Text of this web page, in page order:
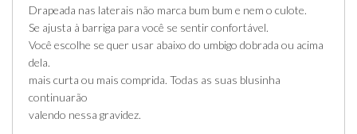
Drapeada nas laterais não marca bum bum e nem o culote.
Se ajusta à barriga para você se sentir confortável.
Você escolhe se quer usar abaixo do umbigo dobrada ou acima
dela.
mais curta ou mais comprida. Todas as suas blusinha
continuarão
valendo nessa gravidez.